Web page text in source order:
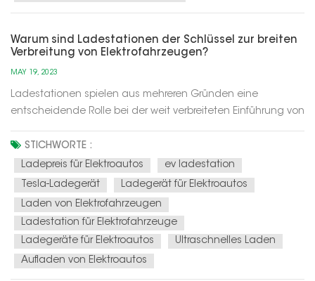
Warum sind Ladestationen der Schlüssel zur breiten
Verbreitung von Elektrofahrzeugen?
MAY 19, 2023
Ladestationen spielen aus mehreren Gründen eine
entscheidende Rolle bei der weit verbreiteten Einführung von
mehreren Gründen eine entscheidende Rolle bei der weit
verbreiteten Einführung von Elektrofahrzeugen
(EVs): Linderung der Reichweitenan...
STICHWORTE :
Ladepreis für Elektroautos
ev ladestation
Tesla-Ladegerät
Ladegerät für Elektroautos
Laden von Elektrofahrzeugen
Ladestation für Elektrofahrzeuge
Ladegeräte für Elektroautos
Ultraschnelles Laden
Aufladen von Elektroautos